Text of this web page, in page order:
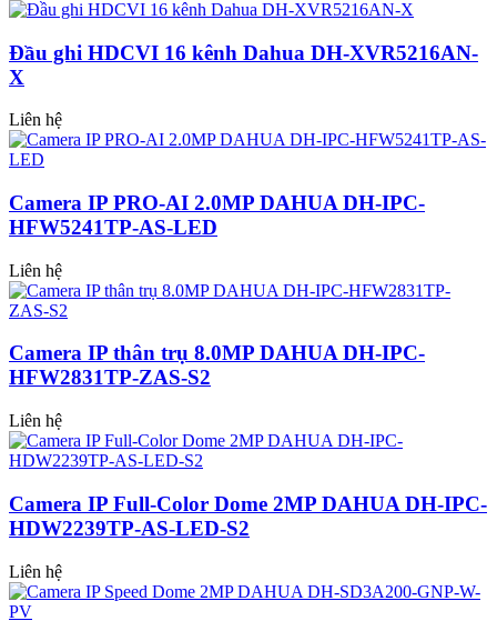
Đầu ghi HDCVI 16 kênh Dahua DH-XVR5216AN-
X
Liên hệ
Camera IP PRO-AI 2.0MP DAHUA DH-IPC-
HFW5241TP-AS-LED
Liên hệ
Camera IP thân trụ 8.0MP DAHUA DH-IPC-
HFW2831TP-ZAS-S2
Liên hệ
Camera IP Full-Color Dome 2MP DAHUA DH-IPC-
HDW2239TP-AS-LED-S2
Liên hệ